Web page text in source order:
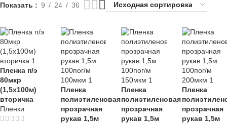
Показать
9 24 36
Пленка п/э
80мкр
(1,5х100м)
вторичка
Пленки
Пленка
полиэтиленовая
прозрачная
рукав 1,5м
Пленка
полиэтиленовая
прозрачная
рукав 1,5м
Пленка
прозрачная
рукав 1,5м